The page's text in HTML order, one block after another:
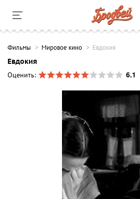
Фильмы Мировое кино Евдокия
Евдокия
Оценить:
6.1